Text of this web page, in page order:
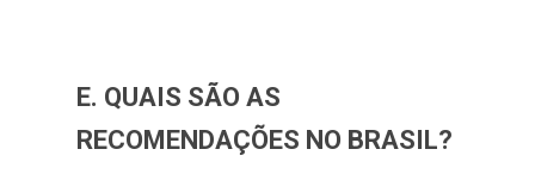
E. QUAIS SÃO AS
RECOMENDAÇÕES NO BRASIL?